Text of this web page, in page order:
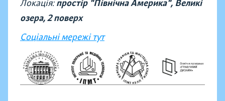
Локація:простір "Північна Америка", Великі
озера, 2 поверх
Соціальні мережі тут